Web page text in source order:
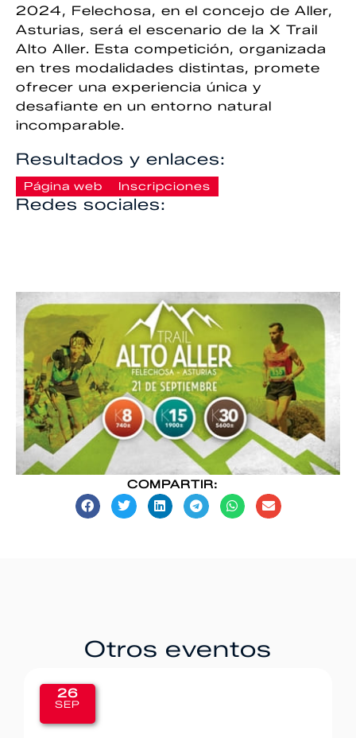
2024, Felechosa, en el concejo de Aller,
Asturias, será el escenario de la X Trail
Alto Aller. Esta competición, organizada
en tres modalidades distintas, promete
ofrecer una experiencia única y
desafiante en un entorno natural
incomparable.
Resultados y enlaces:
Página web Inscripciones
Redes sociales:
COMPARTIR:
Otros eventos
26
SEP